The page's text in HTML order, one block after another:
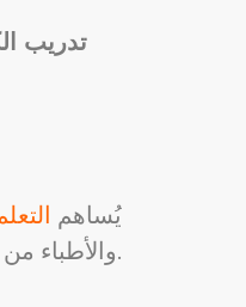
تدريب
يُساهم
والأطباء من التفكير الإبداعي وحل المشكلات المعقدة، مما يُسهم في تطوير حلولٍ مُبتكرةٍ في مجال الطب التجديدي.